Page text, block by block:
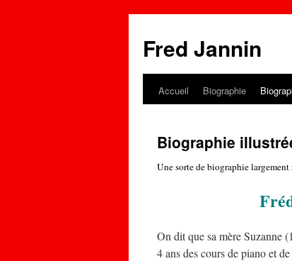
Fred Jannin
Accueil Biographie
Biographie
Une sorte de biographie
On dit que sa mère Suzanne
4 ans des cours de piano et